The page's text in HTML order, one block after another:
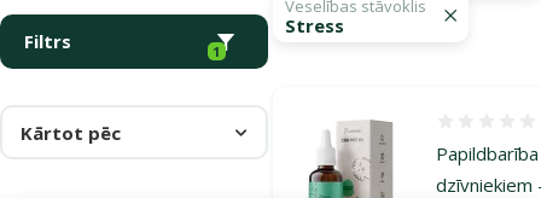
Filtrs 1
Veselības stāvoklis
Stress
Kārtot pēc
Papildbarība
dzīvniekiem